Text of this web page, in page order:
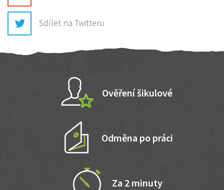
Sdílet na Twitteru
Ověření šikulové
Odměna po práci
Za 2 minuty